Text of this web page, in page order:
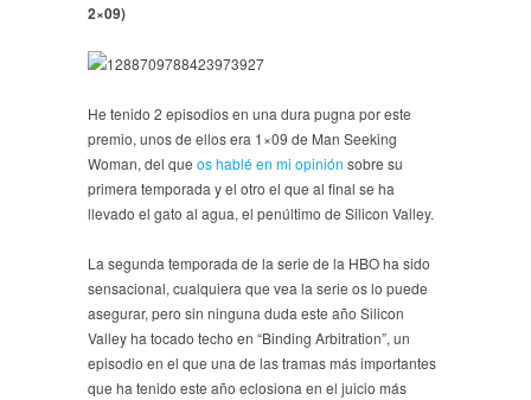
2×09)
He tenido 2 episodios en una dura pugna por este
premio, unos de ellos era 1×09 de Man Seeking
Woman, del que os hablé en mi opinión sobre su
primera temporada y el otro el que al final se ha
llevado el gato al agua, el penúltimo de Silicon Valley.
La segunda temporada de la serie de la HBO ha sido
sensacional, cualquiera que vea la serie os lo puede
asegurar, pero sin ninguna duda este año Silicon
Valley ha tocado techo en “Binding Arbitration”, un
episodio en el que una de las tramas más importantes
que ha tenido este año eclosiona en el juicio más